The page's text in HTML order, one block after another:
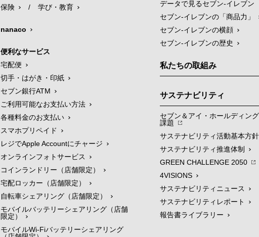
保険
/ 学び・教育
nanaco
便利なサービス
宅配便
切手・はがき・印紙
セブン銀行ATM
ご利用可能なお支払い方法
各種料金のお支払い
スマホプリペイド
レジでApple Accountにチャージ
オンラインフォトサービス
コインランドリー（店舗限定）
宅配ロッカー（店舗限定）
自転車シェアリング（店舗限定）
モバイルバッテリーシェアリング（店舗
限定）
モバイルWi-Fiバッテリーシェアリング
データで見るセブン‐イレブン
セブン‐イレブンの「商品力」
セブン-イレブンの横顔
セブン-イレブンの歴史
私たちの取組み
サステナビリティ
セブン＆アイ・ホールディン
課題
サステナビリティ活動基本方針
サステナビリティ推進体制
GREEN CHALLENGE 2050
4VISIONS
サステナビリティニュース
サステナビリティレポート
報告書ライブラリー